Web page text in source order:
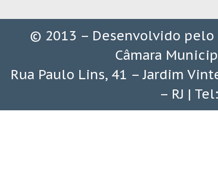
© 2013 – Desenvolvido pelo
Câmara
Rua Paulo Lins, 41 – Jardim
– RJ |